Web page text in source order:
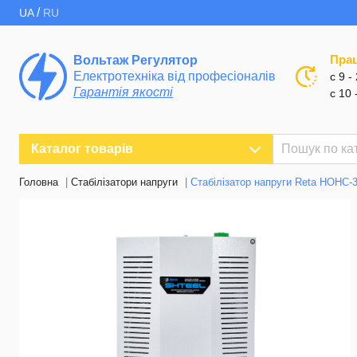
UA/ RU
Вольтаж Регулятор
Електротехніка від професіоналів
Гарантія якості
с 9 -
с 10
Каталог товарів
Головна Стабілізатори напруги Стабілізатор напруги Reta